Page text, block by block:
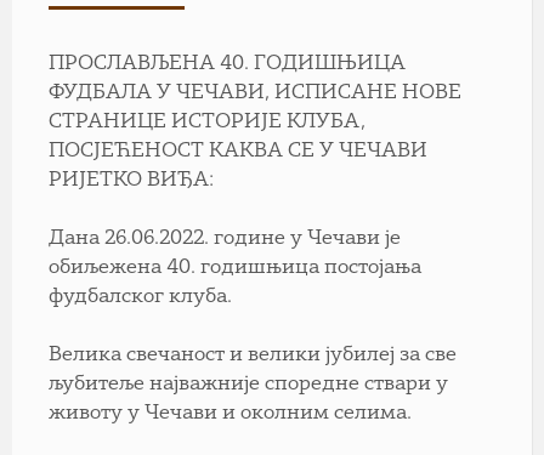
ПРОСЛАВЉЕНА 40. ГОДИШЊИЦА
ФУДБАЛА У ЧЕЧАВИ, ИСПИСАНE НОВE
СТРАНИЦЕ ИСТОРИЈЕ КЛУБА,
ПОСЈЕЋЕНОСТ КАКВА СЕ У ЧЕЧАВИ
РИЈЕТКО ВИЂА:
Дана 26.06.2022. године у Чечави је
обиљежена 40. годишњица постојања
фудбалског клуба.
Велика свечаност и велики јубилеј за све
љубитеље најважније споредне ствари у
животу у Чечави и околним селима.